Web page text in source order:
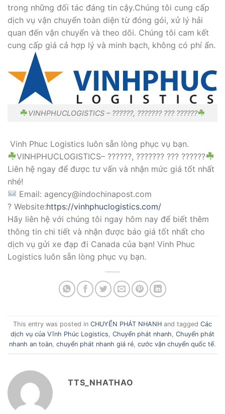
trong những đối tác đáng tin cậy.Chúng tôi cung cấp
dịch vụ vận chuyển toàn diện từ đóng gói, xử lý hải
quan đến vận chuyển và theo dõi. Chúng tôi cam kết
cung cấp giá cả hợp lý và minh bạch, không có phí ẩn.
VINHPHUCLOGISTICS – ??????, ??????? ??? ??????
Vinh Phuc Logistics luôn sẵn lòng phục vụ bạn.
VINHPHUCLOGISTICS– ??????, ??????? ??? ??????
Liên hệ ngay để được tư vấn và nhận mức giá tốt nhất
nhé!
Email: agency@indochinapost.com
? Website:https://vinhphuclogistics.com/
Hãy liên hệ với chúng tôi ngay hôm nay để biết thêm
thông tin chi tiết và nhận được báo giá tốt nhất cho
dịch vụ gửi xe đạp đi Canada của bạn! Vinh Phuc
Logistics luôn sẵn lòng phục vụ bạn.
This entry was posted in CHUYỂN PHÁT NHANH and tagged Các
dịch vụ của Vĩnh Phúc Logistics, Chuyển phát nhanh, Chuyển phát
nhanh an toàn, chuyển phát nhanh giá rẻ, cước vận chuyển quốc tế.
TTS_NHATHAO